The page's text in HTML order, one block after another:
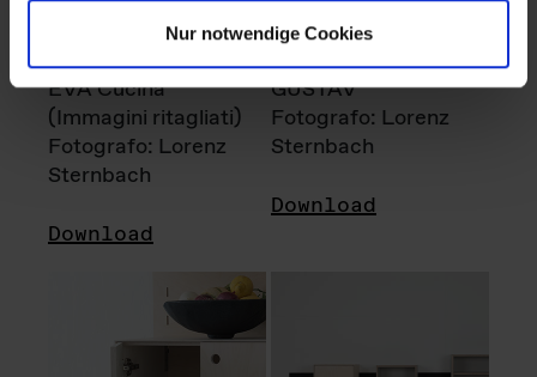
Nur notwendige Cookies
EVA Cucina
(Immagini ritagliati)
Fotografo: Lorenz
Sternbach
Download
GUSTAV
Fotografo: Lorenz
Sternbach
Download